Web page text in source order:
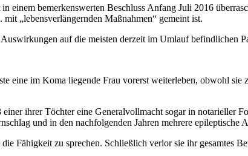
einem bemerkenswerten Beschluss Anfang Juli 2016
„lebensverlängernden Maßnahmen“ gemeint ist.
auf die meisten derzeit im Umlauf befindlichen
eine im Koma liegende Frau vorerst weiterleben, obwohl
einer ihrer Töchter eine Generalvollmacht sogar in notarieller
und in den nachfolgenden Jahren mehrere epileptische
Fähigkeit zu sprechen. Schließlich verlor sie ihr gesamtes